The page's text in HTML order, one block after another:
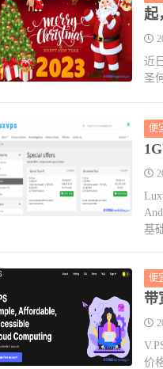
起
近
圣
便
基
便
带
价